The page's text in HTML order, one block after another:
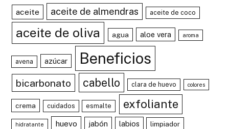
aceite aceite de almendras aceite de coco
aceite de oliva agua aloe vera aroma
avena azúcar Beneficios
bicarbonato cabello clara de huevo colores
crema cuidados esmalte exfoliante
hidratante huevo jabón labios limpiador